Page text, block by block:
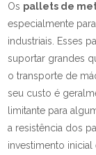
Os pallets de
especialmente
industriais. Esses
suportar grandes
o transporte de
seu custo é
limitante para
a resistência dos
investimento inicial